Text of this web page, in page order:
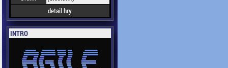
detail hry
INTRO